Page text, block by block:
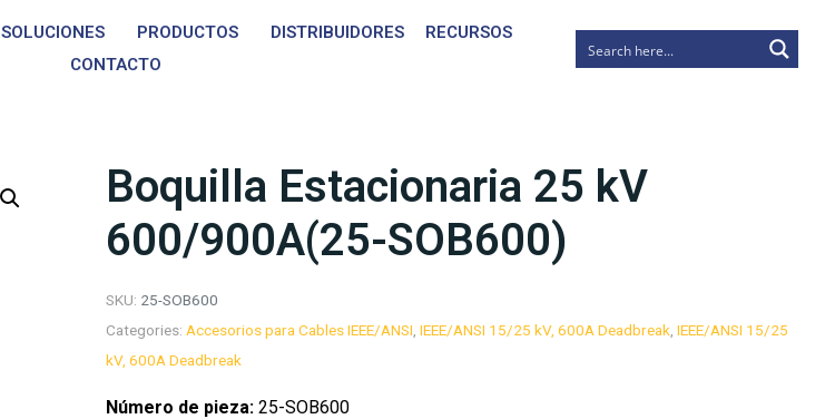
SOLUCIONES PRODUCTOS DISTRIBUIDORES
RECURSOS
CONTACTO
Boquilla Estacionaria 25 kV
600/900A(25-SOB600)
SKU: 25-SOB600
Categories: Accesorios para Cables IEEE/ANSI IEEE/ANSI 15/25 kV, 600A Deadbreak IEEE/ANSI 15/25
kV, 600A Deadbreak
Número de pieza: 25-SOB600